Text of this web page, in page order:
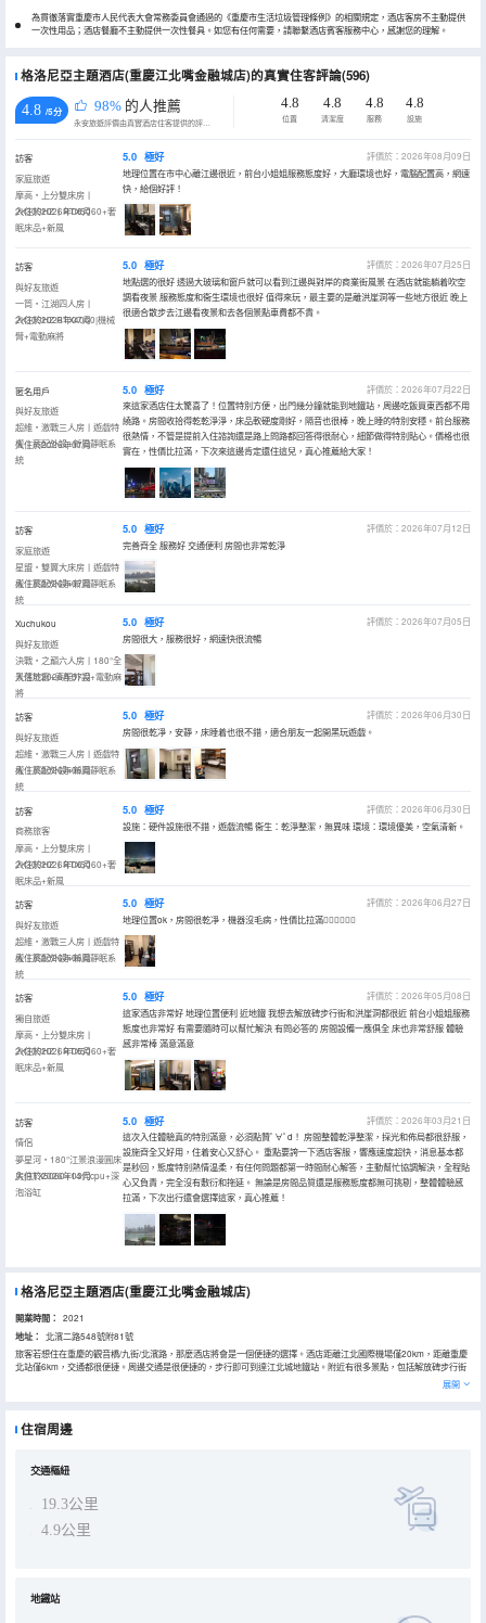
為貫徹落實重慶市人民代表大會常務委員會通過的《重慶市生活垃圾管理條例》的相關規定，酒店客房不主動提供
一次性用品；酒店餐廳不主動提供一次性餐具。如您有任何需要，請聯繫酒店賓客服務中心，感謝您的理解。
格洛尼亞主題酒店(重慶江北嘴金融城店)的真實住客評論(596)
4.8 /5分 98% 的人推薦
永安旅遊評價由真實酒店住客提供的評價。
4.8
位置
4.8
清潔度
4.8
服務
4.8
設施
訪客
家庭旅遊
摩高・上分雙床房丨
2K300HZ丨RTX5060+奢
眠床品+新風
入住於2026年08月
5.0 極好
評價於：2026年08月09日
地理位置在市中心離江邊很近，前台小姐姐服務態度好，大廳環境也好，電腦配置高，網速
快，給個好評！
訪客
與好友旅遊
一筒・江湖四人房丨
2K300HZ·RTX4060|機械
臂+電動麻將
入住於2026年07月
5.0 極好
評價於：2026年07月25日
地點選的很好 透過大玻璃和窗戶就可以看到江邊與對岸的商業街風景 在酒店就能躺着吹空
調看夜景 服務態度和衞生環境也很好 值得來玩，最主要的是離洪崖洞等一些地方很近 晚上
很適合散步去江邊看夜景和去各個景點車費都不貴。
匿名用戶
與好友旅遊
超維・激戰三人房丨遊戲特
權丨高配外設+新風靜眠系
統
入住於2026年07月
5.0 極好
評價於：2026年07月22日
來這家酒店住太驚喜了！位置特別方便，出門幾分鐘就能到地鐵站，周邊吃飯買東西都不用
繞路。房間收拾得乾乾淨淨，床品軟硬度剛好，隔音也很棒，晚上睡的特別安穩。前台服務
很熱情，不管是提前入住諮詢還是路上問路都回答得很耐心，細節做得特別貼心。價格也很
實在，性價比拉滿，下次來這邊肯定還住這兒，真心推薦給大家！
訪客
家庭旅遊
星盟・雙翼大床房丨遊戲特
權丨高配外設+新風靜眠系
統
入住於2026年07月
5.0 極好
評價於：2026年07月12日
完善齊全 服務好 交通便利 房間也非常乾淨
Xuchukou
與好友旅遊
決戰・之巔六人房丨180°全
景落地窗+高配外設+電動麻
將
入住於2026年07月
5.0 極好
評價於：2026年07月05日
房間很大，服務很好，網速快很流暢
訪客
與好友旅遊
超維・激戰三人房丨遊戲特
權丨高配外設+新風靜眠系
統
入住於2026年06月
5.0 極好
評價於：2026年06月30日
房間很乾凈，安靜，床睡着也很不錯，適合朋友一起開黑玩遊戲。
訪客
商務旅客
摩高・上分雙床房丨
2K300HZ丨RTX5060+奢
眠床品+新風
入住於2026年06月
5.0 極好
評價於：2026年06月30日
設施：硬件設施很不錯，遊戲流暢 衞生：乾淨整潔，無異味 環境：環境優美，空氣清新。
訪客
與好友旅遊
超維・激戰三人房丨遊戲特
權丨高配外設+新風靜眠系
統
入住於2026年06月
5.0 極好
評價於：2026年06月27日
地理位置ok，房間很乾凈，機器沒毛病，性價比拉滿👍🏻👍🏻👍🏻
訪客
獨自旅遊
摩高・上分雙床房丨
2K300HZ丨RTX5060+奢
眠床品+新風
入住於2026年05月
5.0 極好
評價於：2026年05月08日
這家酒店非常好 地理位置便利 近地鐵 我想去解放碑步行街和洪崖洞都很近 前台小姐姐服務
態度也非常好 有需要隨時可以幫忙解決 有問必答的 房間設備一應俱全 床也非常舒服 體驗
感非常棒 滿意滿意
訪客
情侶
夢星河・180°江景浪漫圓床
房|RTX5060+14代cpu+深
泡浴缸
入住於2026年03月
5.0 極好
評價於：2026年03月21日
這次入住體驗真的特別滿意，必須點贊ﾟ∀ﾟd！ 房間整體乾淨整潔，採光和佈局都很舒服，
設施齊全又好用，住着安心又舒心。 重點要誇一下酒店客服，響應速度超快，消息基本都
是秒回，態度特別熱情温柔，有任何問題都第一時間耐心解答，主動幫忙協調解決，全程貼
心又負責，完全沒有敷衍和拖延。 無論是房間品質還是服務態度都無可挑剔，整體體驗感
拉滿，下次出行還會選擇這家，真心推薦！
格洛尼亞主題酒店(重慶江北嘴金融城店)
開業時間： 2021
地址：
北濱二路548號附81號
旅客若想住在重慶的觀音橋/九街/北濱路，那麼酒店將會是一個便捷的選擇。酒店距離江北國際機場僅20km，距離重慶
北站僅6km，交通都很便捷。周邊交通是很便捷的，步行即可到達江北城地鐵站。附近有很多景點，包括解放碑步行街
所有極具特色的客房都配備有空調，讓您感受到更加貼心細緻的入住體驗。倘若您在忙碌的一天後想在自己的客房內放
您提供最貼心的行程安排。
展開
住宿周邊
交通樞紐
19.3公里
4.9公里
地鐵站